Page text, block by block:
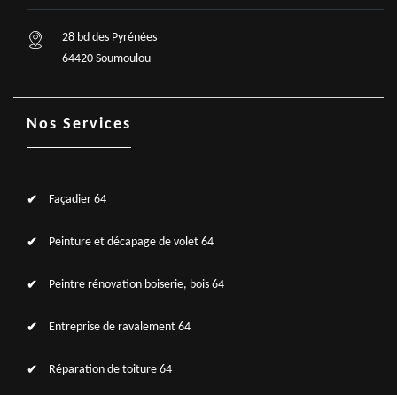
28 bd des Pyrénées
64420 Soumoulou
Nos Services
Façadier 64
Peinture et décapage de volet 64
Peintre rénovation boiserie, bois 64
Entreprise de ravalement 64
Réparation de toiture 64